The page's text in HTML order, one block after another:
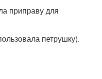
приправу для
петрушку).